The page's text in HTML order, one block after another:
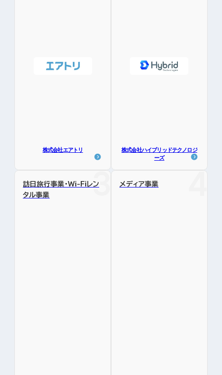
株式会社エアトリ
株式会社ハイブリッドテクノロジ
ーズ
訪日旅行事業・Wi-Fiレン
タル事業
メディア事業